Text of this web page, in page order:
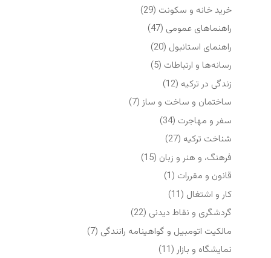
خرید خانه و سکونت (29)
راهنماهای عمومی (47)
راهنمای استانبول (20)
رسانه‌ها و ارتباطات (5)
زندگی در ترکیه (12)
ساختمان و ساخت و ساز(7)
سفر و مهاجرت (34)
شناخت ترکیه (27)
فرهنگ، و هنر و زبان (15)
قانون و مقررات (1)
کار و اشتغال (11)
گردشگری و نقاط دیدنی (22)
مالکیت اتومبیل و گواهینامه رانندگی (7)
نمایشگاه‌ و بازار(11)